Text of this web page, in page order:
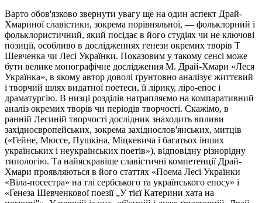
Варто обов'язково звернути увагу ще на один аспект Драй-
Хмариноїславістики, зокрема порівняльної, — фольклорний і
фольклористичний, який посідає в його студіях чи не ключові
позиції, особливо в дослідженнях генези окремих творів Т
Шевченка чи Лесі Українки. Показовим у такому сенсі може
бути велике монографічне дослідження М. Драй-Хмари «Леся
Українка», в якому автор доволі ґрунтовно аналізує життєвий
і творчий шлях видатної поетеси, її лірику, ліро-епос і
драматургію. В низці розділів натрапляємо на компаративний
аналіз окремих творів чи періодів творчості. Скажімо, в
ранній Лесиній творчості дослідник знаходить впливи
західноєвропейських, зокрема західнослов'янських, митців
(«Гейне, Мюссе, Пушкіна, Міцкевича і багатьох інших
українських і неукраїнських поетів»), відповідну різнорідну
типологію. Та найяскравіше славістичні компетенції Драй-
Хмари проявляються в його статтях «Поема Лесі Українки
«Віла-посестра» на тлі сербського та українського епосу» і
«Ґенеза Шевченкової поезії „У тієї Катерини хата на